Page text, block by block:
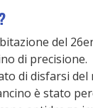
del
di precisione.
di disfarsi del
è stato